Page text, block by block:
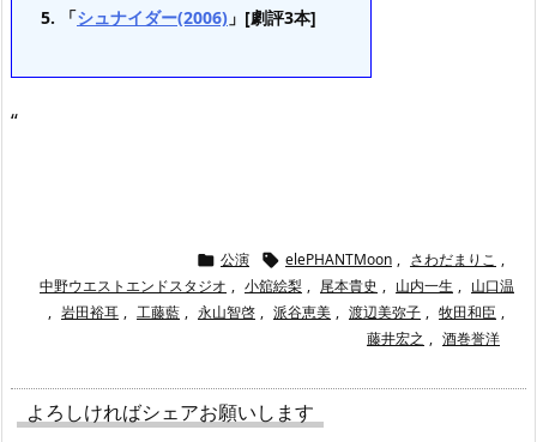
「シュナイダー(2006) 」[劇評3本]
“
 公演  elePHANTMoon , さわだまりこ ,
中野ウエストエンドスタジオ , 小舘絵梨 , 尾本貴史 , 山内一生 , 山口温
, 岩田裕耳 , 工藤藍 , 永山智啓 , 派谷恵美 , 渡辺美弥子 , 牧田和臣 ,
藤井宏之 , 酒巻誉洋
よろしければシェアお願いします